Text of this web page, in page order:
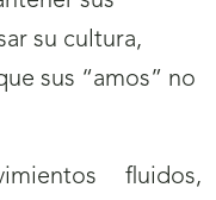
su cultura,
sus “amos” no
fluidos,